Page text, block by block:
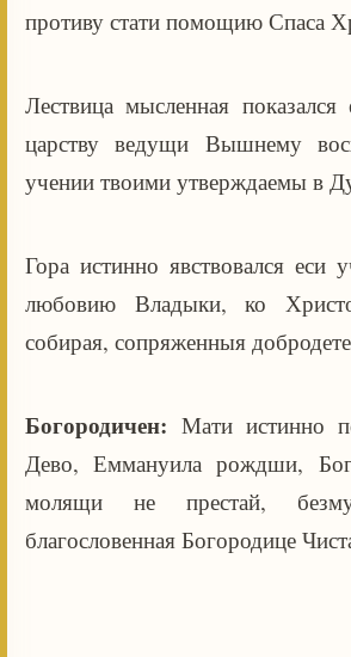
противу стати помощию Спаса
Лествица мысленная
царству ведущи Вышнему
учении твоими утверждаемы в
Гора истинно явствовался еси
любовию Владыки, ко
собирая, сопряженныя
Богородичен: Мати истинно
Дево, Еммануила рождши,
молящи не престай,
благословенная Богородице